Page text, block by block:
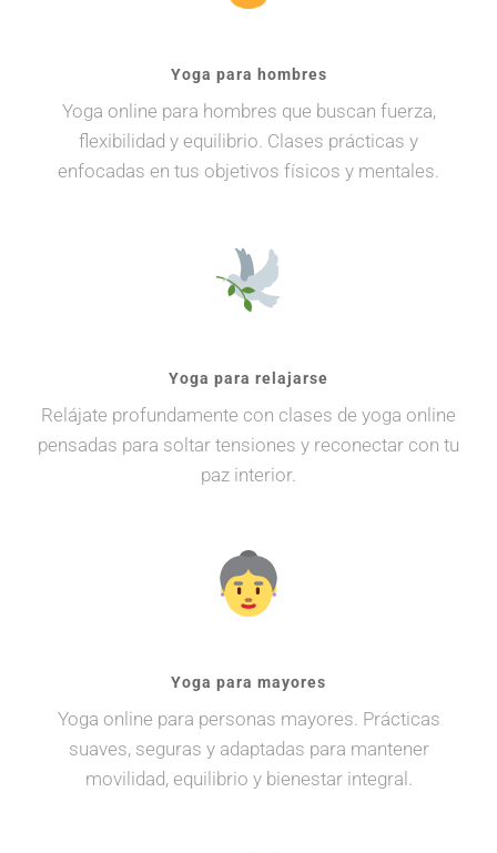
Yoga para hombres
Yoga online para hombres que buscan fuerza,
flexibilidad y equilibrio. Clases prácticas y
enfocadas en tus objetivos físicos y mentales.
Yoga para relajarse
Relájate profundamente con clases de yoga online
pensadas para soltar tensiones y reconectar con tu
paz interior.
Yoga para mayores
Yoga online para personas mayores. Prácticas
suaves, seguras y adaptadas para mantener
movilidad, equilibrio y bienestar integral.